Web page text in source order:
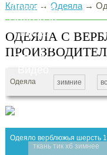
Каталог→ Одеяла→
ОДЕЯЛА С
Одеяла зимние
Одеяло верблюжья шерсть
ткань тик хб зимнее
Доставка
Полезная
инфа
Магазины
Отзывы